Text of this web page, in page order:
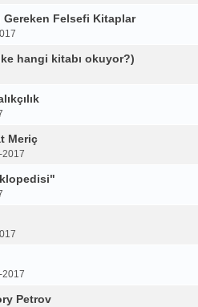
Gereken Felsefi Kitaplar
hangi kitabı okuyor?)
Meriç
2017
2017
Petrov